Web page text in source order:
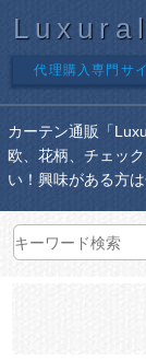
代理購入専門サ
カーテン通販「
欧、花柄、チェッ
い！興味がある方